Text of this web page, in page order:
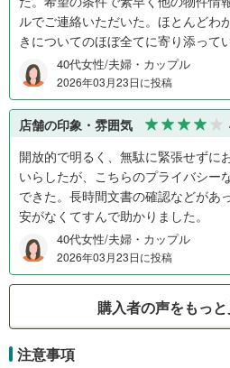
ルでご連絡いただいた。ほとんどわ
きについてのほぼ全てに寄り添って
40代女性/夫婦・カップル
2026年03月23日に投稿
店舗の印象・雰囲気
開放的で明るく、無駄に緊張せずに
いらしたが、こちらのプライバシー
できた。長時間文書の確認などがあ
安がなくてすんで助かりました。
40代女性/夫婦・カップル
2026年03月23日に投稿
購入者の声をもっと
注意事項